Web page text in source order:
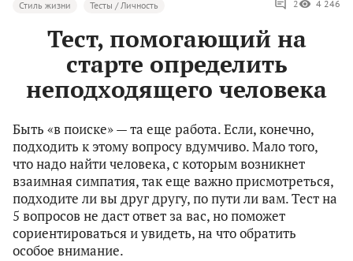
Стиль жизни Тесты / Личность 2 4 246
Тест, помогающий на
старте определить
неподходящего человека
Быть «в поиске» — та еще работа. Если, конечно,
подходить к этому вопросу вдумчиво. Мало того,
что надо найти человека, с которым возникнет
взаимная симпатия, так еще важно присмотреться,
подходите ли вы друг другу, по пути ли вам. Тест на
5 вопросов не даст ответ за вас, но поможет
сориентироваться и увидеть, на что обратить
особое внимание.